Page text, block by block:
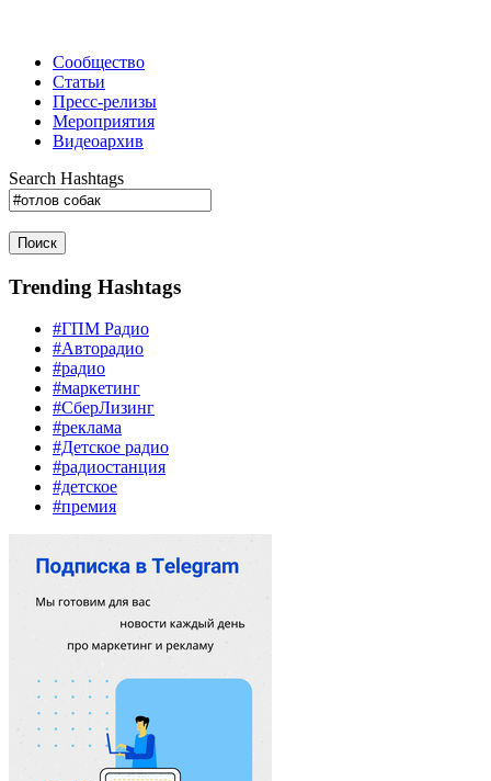
Сообщество
Статьи
Пресс-релизы
Мероприятия
Видеоархив
Search Hashtags
Поиск
Trending Hashtags
#ГПМ Радио
#Авторадио
#радио
#маркетинг
#СберЛизинг
#реклама
#Детское радио
#радиостанция
#детское
#премия